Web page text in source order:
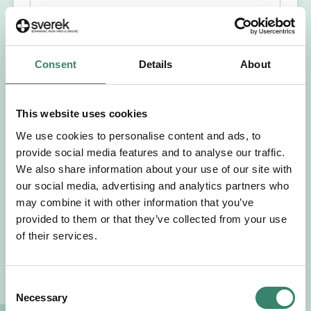
Consent Details About
This website uses cookies
We use cookies to personalise content and ads, to
provide social media features and to analyse our traffic.
We also share information about your use of our site with
our social media, advertising and analytics partners who
may combine it with other information that you’ve
provided to them or that they’ve collected from your use
of their services.
Necessary
Välj önskat arbetsområde
Välj önskad anställningsform
+46
Jag godkänner Sverek’s
och